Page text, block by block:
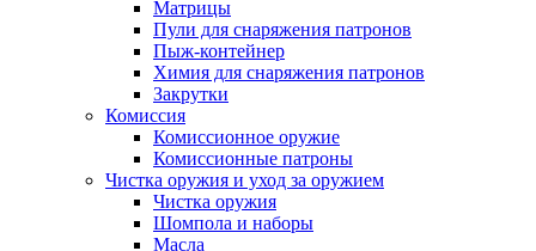
Матрицы
Пули для снаряжения патронов
Пыж-контейнер
Химия для снаряжения патронов
Закрутки
Комиссия
Комиссионное оружие
Комиссионные патроны
Чистка оружия и уход за оружием
Чистка оружия
Шомпола и наборы
Масла